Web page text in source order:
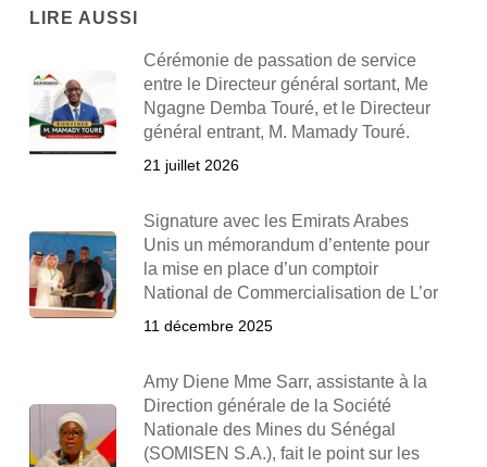
LIRE AUSSI
Cérémonie de passation de service
entre le Directeur général sortant, Me
Ngagne Demba Touré, et le Directeur
général entrant, M. Mamady Touré.
21 juillet 2026
Signature avec les Emirats Arabes
Unis un mémorandum d’entente pour
la mise en place d’un comptoir
National de Commercialisation de L’or
11 décembre 2025
Amy Diene Mme Sarr, assistante à la
Direction générale de la Société
Nationale des Mines du Sénégal
(SOMISEN S.A.), fait le point sur les